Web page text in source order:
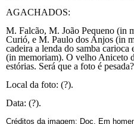
AGACHADOS:
M. Falcão, M. João Pequeno (in
Curió, e M. Paulo dos Anjos (in
cadeira a lenda do samba
(in memoriam). O velho Aniceto
estórias. Será que a foto é pesada?
Local da foto: (?).
Data: (?).
Créditos da imagem: Doc. Em